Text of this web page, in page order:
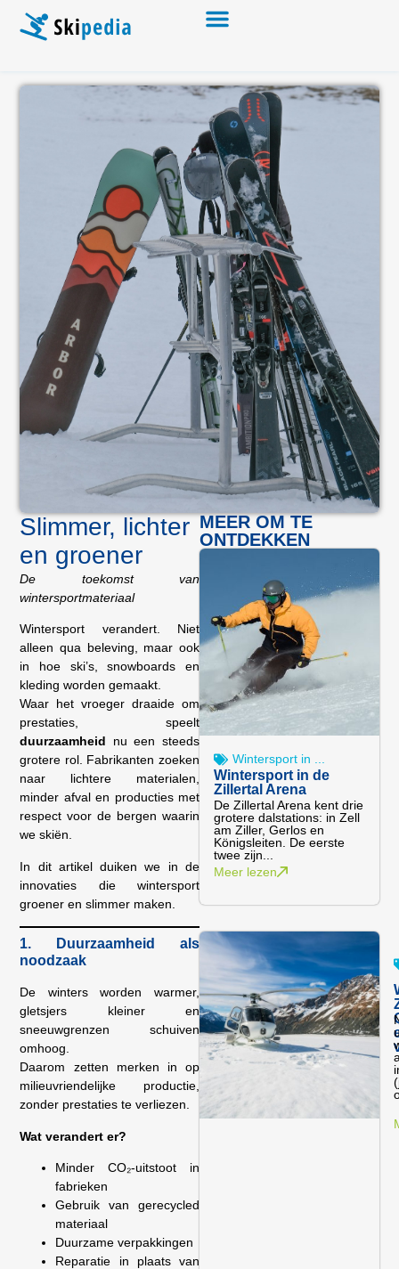
Slimmer, lichter
en groener
De toekomst van
wintersportmateriaal
Wintersport verandert. Niet
alleen qua beleving, maar ook
in hoe ski’s, snowboards en
kleding worden gemaakt.
Waar het vroeger draaide om
prestaties, speelt
duurzaamheid nu een steeds
grotere rol. Fabrikanten zoeken
naar lichtere materialen,
minder afval en producties met
respect voor de bergen waarin
we skiën.
In dit artikel duiken we in de
innovaties die wintersport
groener en slimmer maken.
1. Duurzaamheid als
noodzaak
De winters worden warmer,
gletsjers kleiner en
sneeuwgrenzen schuiven
omhoog.
Daarom zetten merken in op
milieuvriendelijke productie,
zonder prestaties te verliezen.
Wat verandert er?
Minder CO₂-uitstoot in
fabrieken
Gebruik van gerecycled
materiaal
Duurzame verpakkingen
Reparatie in plaats van
MEER OM TE
ONTDEKKEN
Wintersport in ...
Wintersport in de
Zillertal Arena
De Zillertal Arena kent drie
grotere dalstations: in Zell
am Ziller, Gerlos en
Königsleiten. De eerste
twee zijn...
Meer lezen